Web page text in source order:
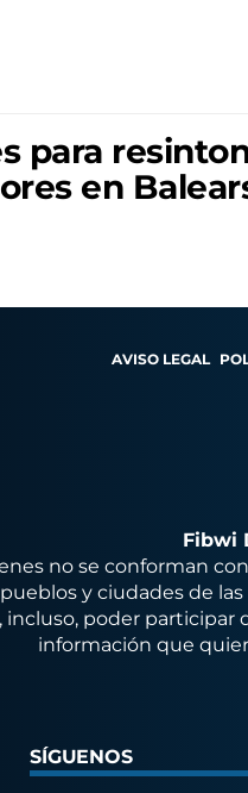
para
en
AVISO LEGAL
Fibwi
no se conforman
y ciudades de
incluso, poder
información que
SÍGUENOS